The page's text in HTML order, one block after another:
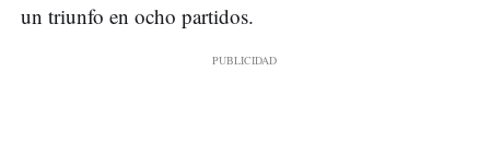
un triunfo en ocho partidos.